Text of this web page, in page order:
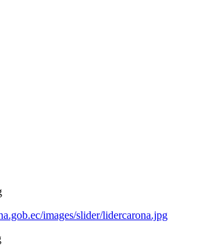
images/slider/lidercarona.jpg